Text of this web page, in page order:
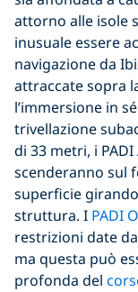
attorno alle isole
inusuale essere
navigazione da
attraccate sopra
l’immersione in
trivellazione
di 33 metri, i
scenderanno sul
superficie
struttura. I PADI
restrizioni date
ma questa può
profonda del